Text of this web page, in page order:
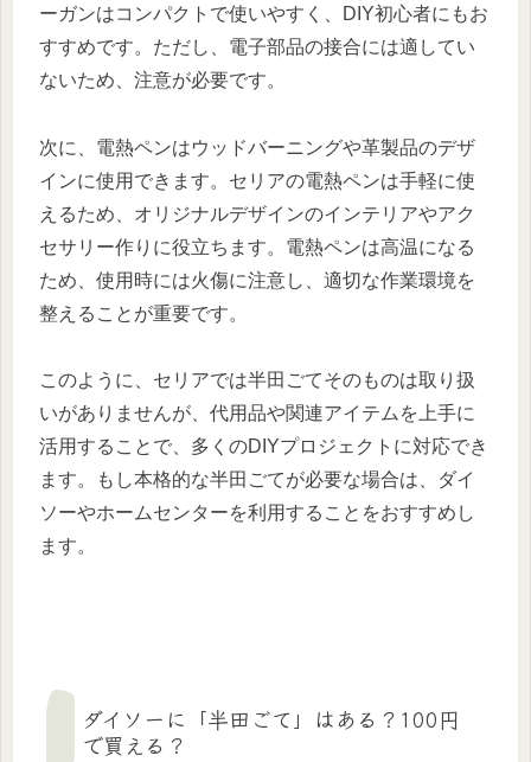
ーガンはコンパクトで使いやすく、DIY初心者にもお
すすめです。ただし、電子部品の接合には適してい
ないため、注意が必要です。
次に、電熱ペンはウッドバーニングや革製品のデザ
インに使用できます。セリアの電熱ペンは手軽に使
えるため、オリジナルデザインのインテリアやアク
セサリー作りに役立ちます。電熱ペンは高温になる
ため、使用時には火傷に注意し、適切な作業環境を
整えることが重要です。
このように、セリアでは半田ごてそのものは取り扱
いがありませんが、代用品や関連アイテムを上手に
活用することで、多くのDIYプロジェクトに対応でき
ます。もし本格的な半田ごてが必要な場合は、ダイ
ソーやホームセンターを利用することをおすすめし
ます。
ダイソーに「半田ごて」はある？100円
で買える？